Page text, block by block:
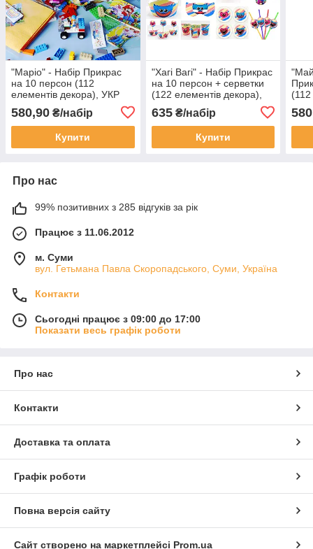
"Маріо" - Набір Прикрас
на 10 персон (112
елементів декора), УКР
580,90 ₴/набір
Купити
"Хагі Вагі" - Набір Прикрас
на 10 персон + серветки
(122 елементів декора),
635₴/набір
Купити
Про нас
99% позитивних з 285 відгуків за рік
Працює з 11.06.2012
м. Суми
вул. Гетьмана Павла Скоропадського, Суми, Україна
Контакти
Сьогодні працює з 09:00 до 17:00
Показати весь графік роботи
Про нас
Контакти
Доставка та оплата
Графік роботи
Повна версія сайту
Сайт створено на маркетплейсі Prom.ua